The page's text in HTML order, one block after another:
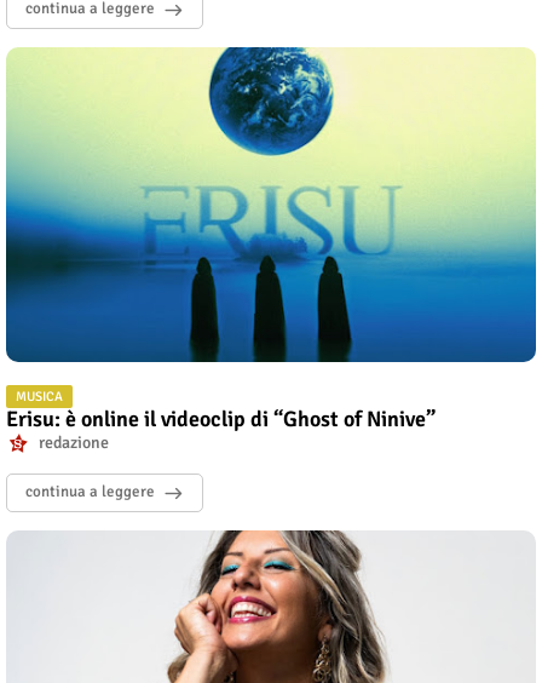
continua a leggere
MUSICA
Erisu: è online il videoclip di “Ghost of Ninive”
redazione
continua a leggere